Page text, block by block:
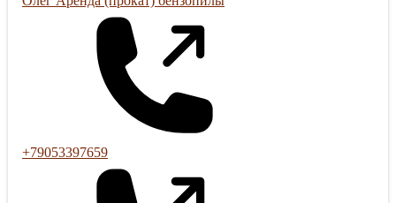
+79053397659